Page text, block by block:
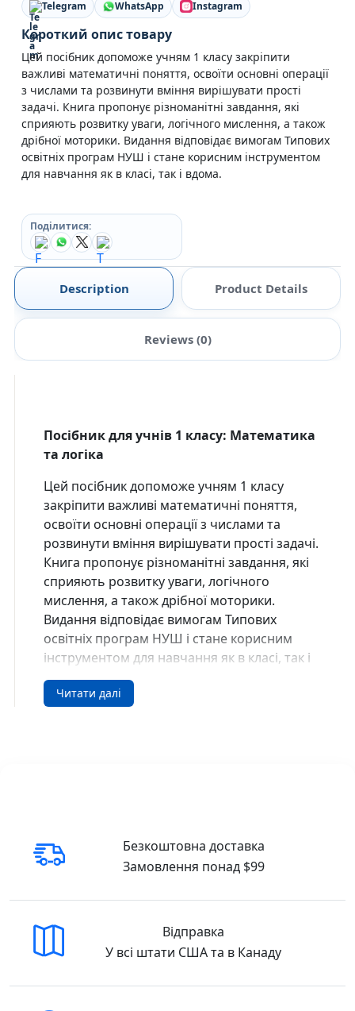
Telegram
WhatsApp Instagram
Короткий опис товару
Цей посібник допоможе учням 1 класу закріпити
важливі математичні поняття, освоїти основні операції
з числами та розвинути вміння вирішувати прості
задачі. Книга пропонує різноманітні завдання, які
сприяють розвитку уваги, логічного мислення, а також
дрібної моторики. Видання відповідає вимогам Типових
освітніх програм НУШ і стане корисним інструментом
для навчання як в класі, так і вдома.
Поділитися:
Description Product Details
Reviews (0)
Посібник для учнів 1 класу: Математика
та логіка
Цей посібник допоможе учням 1 класу
закріпити важливі математичні поняття,
освоїти основні операції з числами та
розвинути вміння вирішувати прості задачі.
Книга пропонує різноманітні завдання, які
сприяють розвитку уваги, логічного
мислення, а також дрібної моторики.
Видання відповідає вимогам Типових
освітніх програм НУШ і стане корисним
інструментом для навчання як в класі, так і
вдома.
Основні теми посібника:
числа і знаходити відношення між ними.
Геометричні фігури та величини: Вправи
на вивчення основних геометричних фігур,
поняттям величин (довжина, ширина,
Додавання й віднімання в межах 10 і 100
Завдання на тренування обчислень у межах
навички базових арифметичних операцій.
Читати далі
Безкоштовна доставка
Замовлення понад $99
Відправка
У всі штати США та в Канаду